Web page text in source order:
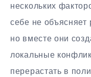
нескольких
себе не объясняет
но вместе они
локальные
перерастать в